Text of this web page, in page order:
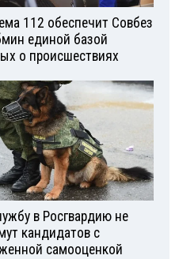
112 обеспечит Совбез
единой базой
о происшествиях
в Росгвардию не
кандидатов с
самооценкой